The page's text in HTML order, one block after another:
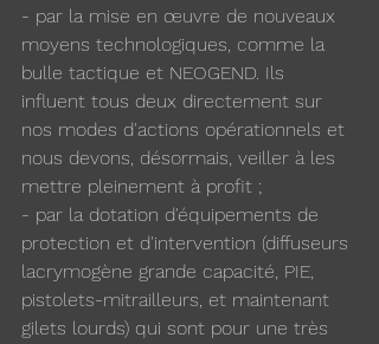
- par la mise en œuvre de nouveaux
moyens technologiques, comme la
bulle tactique et NEOGEND. Ils
influent tous deux directement sur
nos modes d'actions opérationnels et
nous devons, désormais, veiller à les
mettre pleinement à profit ;
- par la dotation d'équipements de
protection et d'intervention (diffuseurs
lacrymogène grande capacité, PIE,
pistolets-mitrailleurs, et maintenant
gilets lourds) qui sont pour une très